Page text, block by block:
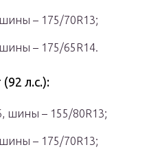
– 175/70R13;
– 175/65R14.
л.с.):
шины – 155/80R13;
– 175/70R13;